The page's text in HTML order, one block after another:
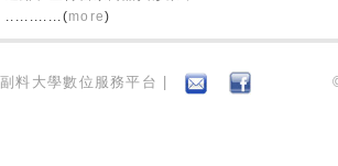
............(more)
副料大學數位服務平台 | ©U-